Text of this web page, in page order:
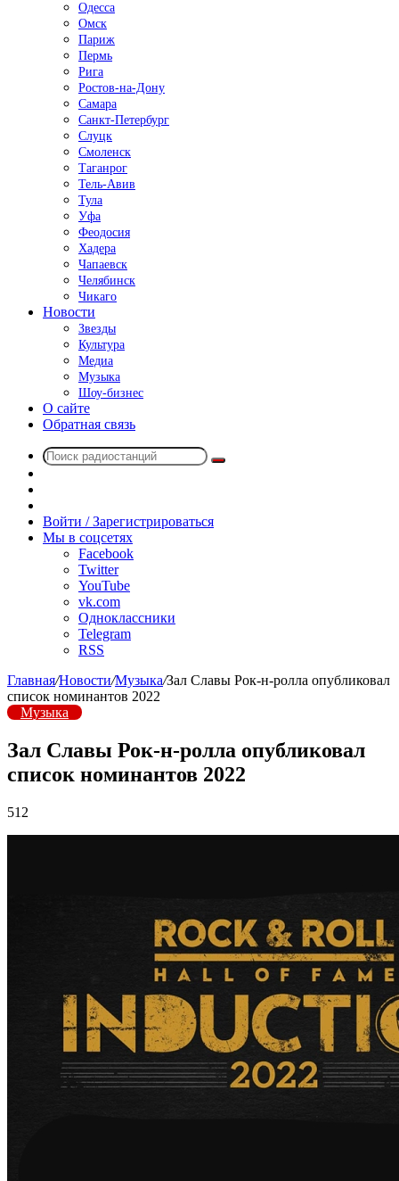
Одесса
Омск
Париж
Пермь
Рига
Ростов-на-Дону
Самара
Санкт-Петербург
Слуцк
Смоленск
Таганрог
Тель-Авив
Тула
Уфа
Феодосия
Хадера
Чапаевск
Челябинск
Чикаго
Новости
Звезды
Культура
Медиа
Музыка
Шоу-бизнес
О сайте
Обратная связь
Поиск
радио
Войти / Зарегистрироваться
Мы в соцсетях
Facebook
Twitter
YouTube
vk.com
Одноклассники
Telegram
RSS
Главная/Новости/Музыка/Зал Славы Рок-н-ролла опубликовал
список номинантов 2022
Музыка
Зал Славы Рок-н-ролла опубликовал
список номинантов 2022
512